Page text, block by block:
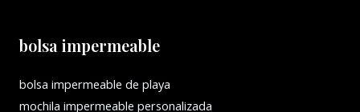
bolsa impermeable
bolsa impermeable de playa
mochila impermeable personalizada